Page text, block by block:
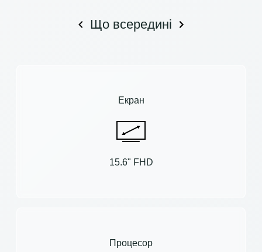
Що всередині
Екран
15.6" FHD
Процесор